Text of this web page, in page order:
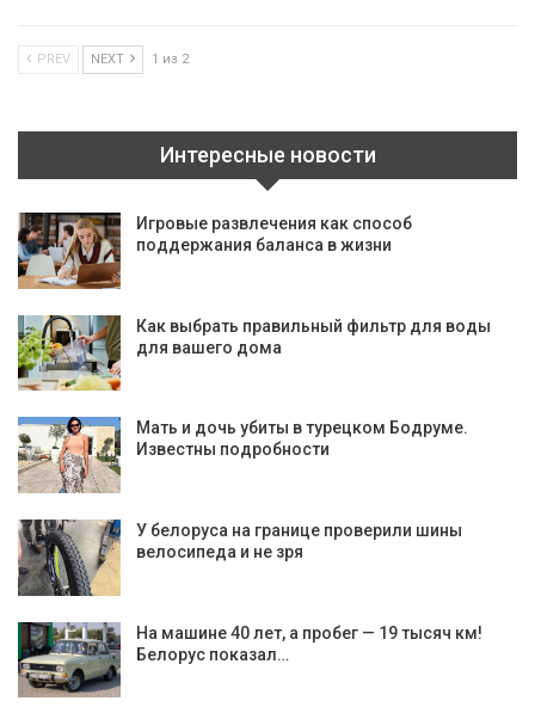
PREV NEXT 1 из 2
Интересные новости
Игровые развлечения как способ
поддержания баланса в жизни
Как выбрать правильный фильтр для воды
для вашего дома
Мать и дочь убиты в турецком Бодруме.
Известны подробности
У белоруса на границе проверили шины
велосипеда и не зря
На машине 40 лет, а пробег — 19 тысяч км!
Белорус показал…